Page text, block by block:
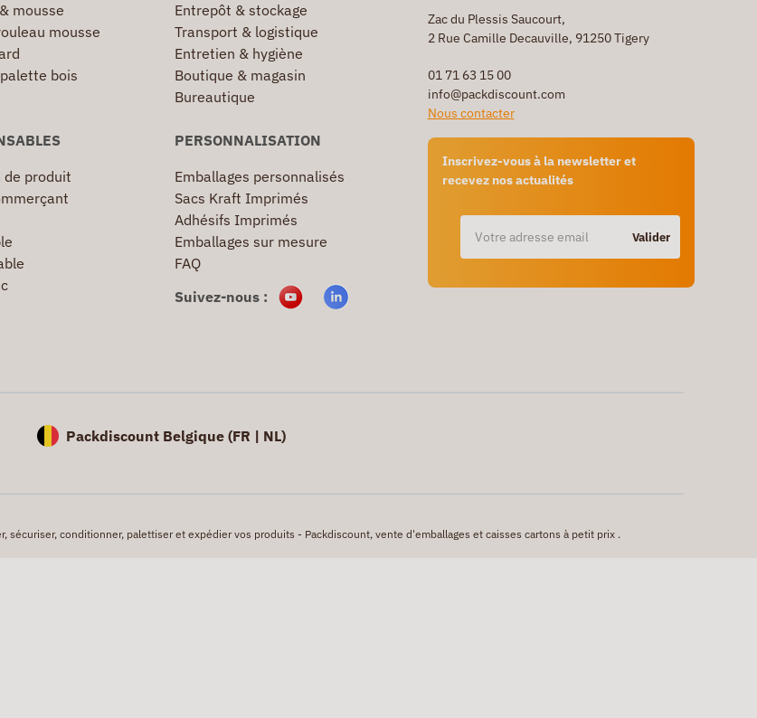
Zac du Plessis Saucourt,
2 Rue Camille Decauville, 91250 Tigery
01 71 63 15 00
info@packdiscount.com
Nous contacter
Inscrivez-vous à la newsletter et
recevez nos actualités
Valider
mousse
mousse
bois
Entrepôt & stockage
Transport & logistique
Entretien & hygiène
Boutique & magasin
Bureautique
de produit
PERSONNALISATION
Emballages personnalisés
Sacs Kraft Imprimés
Adhésifs Imprimés
Emballages sur mesure
FAQ
Suivez-nous :
Packdiscount Belgique (FR | NL)
sécuriser, conditionner, palettiser et expédier vos produits - Packdiscount, vente d'emballages et caisses cartons à petit prix .